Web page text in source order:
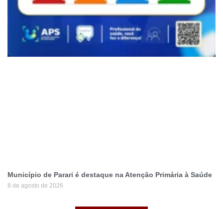
Município de Parari é destaque na Atenção Primária à Saúde
8 de agosto de 2026